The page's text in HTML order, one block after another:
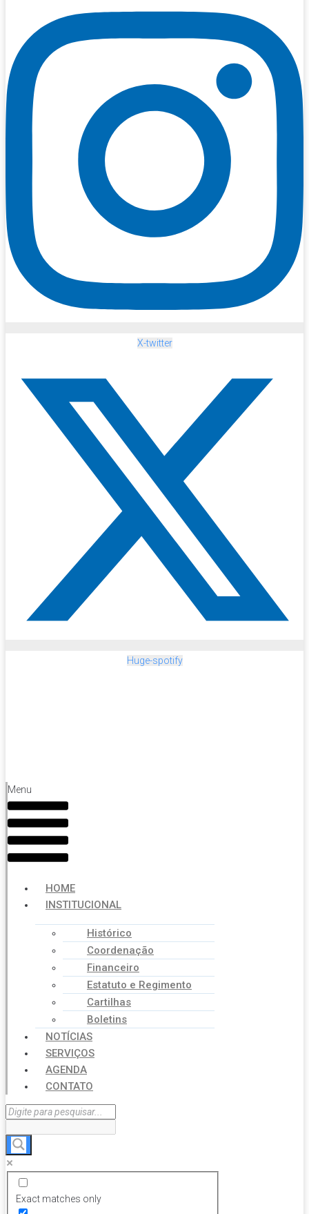
X-twitter
Huge-spotify
Menu
HOME
INSTITUCIONAL
Histórico
Coordenação
Financeiro
Estatuto e Regimento
Cartilhas
Boletins
NOTÍCIAS
SERVIÇOS
AGENDA
CONTATO
Exact matches only